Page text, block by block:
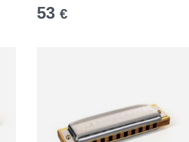
53 €